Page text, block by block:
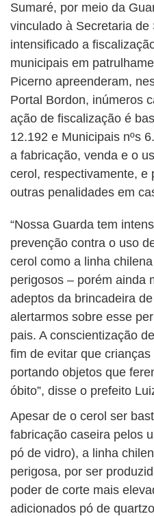
Sumaré, por meio da
vinculado à Secretaria
intensificado a
municipais em
Picerno apreenderam,
Portal Bordon, inúmeros
ação de fiscalização é
12.192 e Municipais nºs
a fabricação, venda e o
cerol, respectivamente, e
outras penalidades em
“Nossa Guarda tem
prevenção contra o uso
cerol como a linha
perigosos – porém ainda
adeptos da brincadeira
alertarmos sobre esse
pais. A conscientização
fim de evitar que
portando objetos que
óbito”, disse o prefeito
Apesar de o cerol ser
fabricação caseira pelos
pó de vidro), a linha
perigosa, por ser
poder de corte mais
adicionados pó de